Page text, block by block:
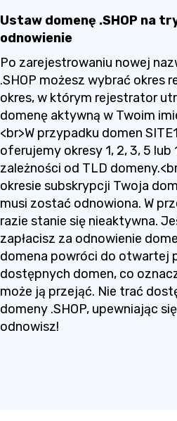
Ustaw domenę .SHOP na
odnowienie
Po zarejestrowaniu nowej
.SHOP możesz wybrać okres
okres, w którym rejestrator
domenę aktywną w Twoim
<br>W przypadku domen
oferujemy okresy 1, 2, 3, 5 lub
zależności od TLD
okresie subskrypcji Twoja
musi zostać odnowiona. W
razie stanie się nieaktywna.
zapłacisz za odnowienie
domena powróci do otwartej
dostępnych domen, co
może ją przejąć. Nie trać
domeny .SHOP, upewniając
odnowisz!